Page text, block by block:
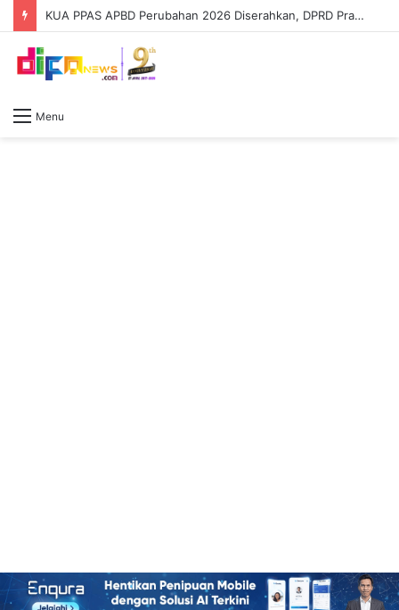
KUA PPAS APBD Perubahan 2026 Diserahkan, DPRD Prabumulih Segera Bahas
Menu